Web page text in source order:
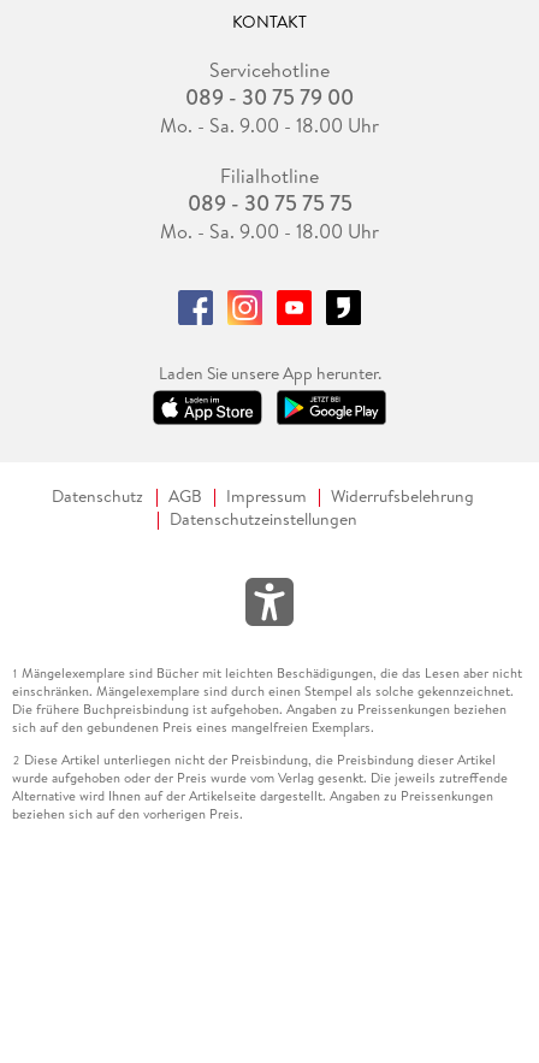
KONTAKT
Servicehotline
089 - 30 75 79 00
Mo. - Sa. 9.00 - 18.00 Uhr
Filialhotline
089 - 30 75 75 75
Mo. - Sa. 9.00 - 18.00 Uhr
Laden Sie unsere App herunter.
Datenschutz AGB Impressum
Widerrufsbelehrung
Datenschutzeinstellungen
1 Mängelexemplare sind Bücher mit leichten Beschädigungen, die das Lesen aber nicht
einschränken. Mängelexemplare sind durch einen Stempel als solche gekennzeichnet.
Die frühere Buchpreisbindung ist aufgehoben. Angaben zu Preissenkungen beziehen
sich auf den gebundenen Preis eines mangelfreien Exemplars.
2 Diese Artikel unterliegen nicht der Preisbindung, die Preisbindung dieser Artikel
wurde aufgehoben oder der Preis wurde vom Verlag gesenkt. Die jeweils zutreffende
Alternative wird Ihnen auf der Artikelseite dargestellt. Angaben zu Preissenkungen
beziehen sich auf den vorherigen Preis.